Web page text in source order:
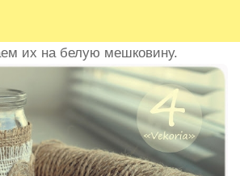
их на белую мешковину.